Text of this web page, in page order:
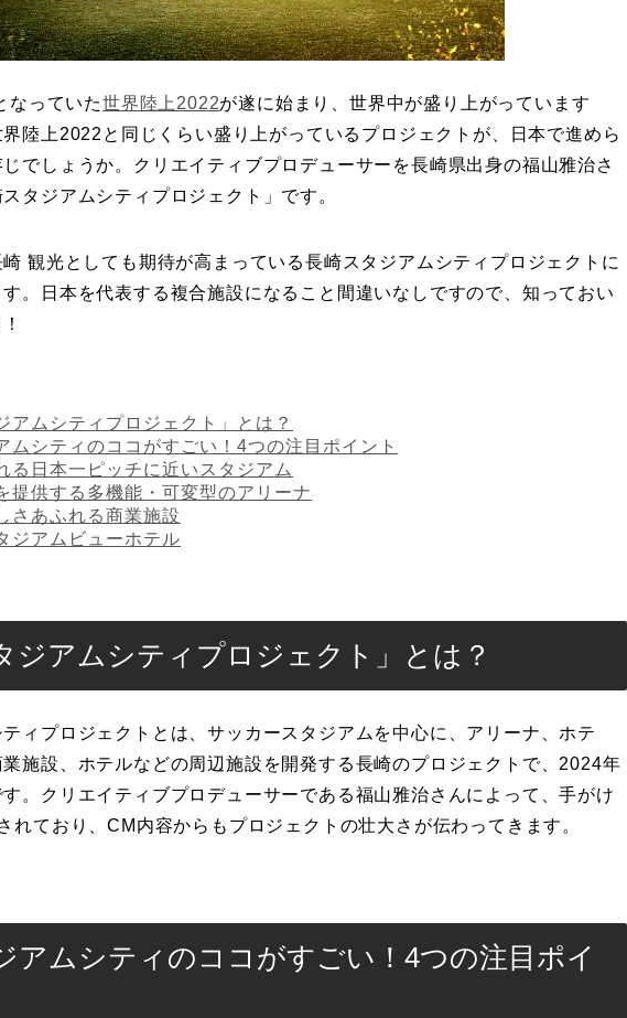
なっていた世界陸上2022が遂に始まり、世界中が盛り上がっています
陸上2022と同じくらい盛り上がっているプロジェクトが、日本で進めら
でしょうか。クリエイティブプロデューサーを長崎県出身の福山雅治さ
タジアムシティプロジェクト」です。
観光としても期待が高まっている長崎スタジアムシティプロジェクトに
。日本を代表する複合施設になること間違いなしですので、知っておい
アムシティプロジェクト」とは？
ムシティのココがすごい！4つの注目ポイント
る日本一ピッチに近いスタジアム
提供する多機能・可変型のアリーナ
さあふれる商業施設
ジアムビューホテル
ジアムシティプロジェクト」とは？
ィプロジェクトとは、サッカースタジアムを中心に、アリーナ、ホテ
施設、ホテルなどの周辺施設を開発する長崎のプロジェクトで、2024年
。クリエイティブプロデューサーである福山雅治さんによって、手がけ
れており、CM内容からもプロジェクトの壮大さが伝わってきます。
アムシティのココがすごい！4つの注目ポイ